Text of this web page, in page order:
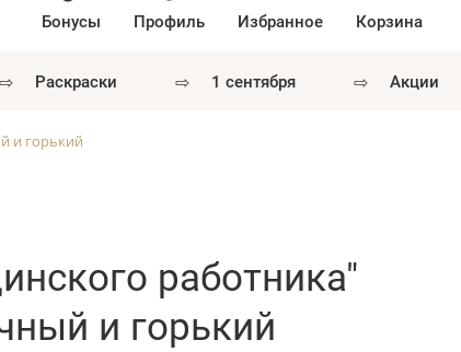
Бонусы Профиль Избранное Корзина
⇨ раскраски ⇨ 1 сентября ⇨ акции
и горький
работника"
и горький